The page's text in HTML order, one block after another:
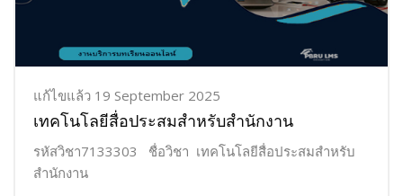
แก้ไขแล้ว 19 September 2025
เทคโนโลยีสื่อประสมสำหรับสำนักงาน
รหัสวิชา7133303 ชื่อวิชา เทคโนโลยีสื่อประสมสำหรับ
สำนักงาน